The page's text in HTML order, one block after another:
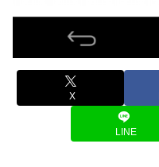
X
LINE